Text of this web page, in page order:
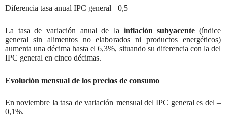
Diferencia tasa anual IPC general –0,5
La tasa de variación anual de la inflación subyacente(índice
general sin alimentos no elaborados ni productos energéticos)
aumenta una décima hasta el 6,3%, situando su diferencia con la del
IPC general en cinco décimas.
Evolución mensual de los precios de consumo
En noviembre la tasa de variación mensual del IPC general es del –
0,1%.